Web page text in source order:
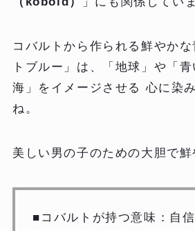
コバルトから作られる鮮やか
トブルー」は、「地球」や「
海」をイメージさせる 心に染
ね。
美しい男の子のための大胆で鮮
■コバルトが持つ意味：自